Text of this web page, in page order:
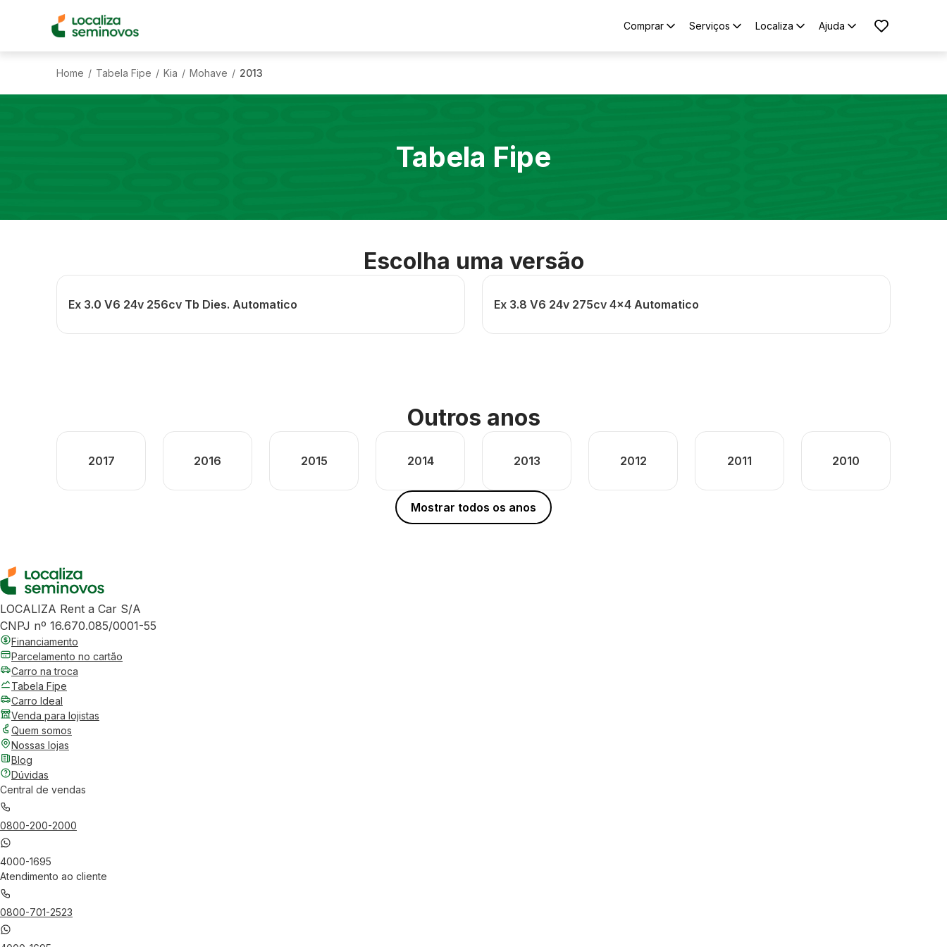
Comprar Serviços Localiza Ajuda
Home / Tabela Fipe / Kia / Mohave / 2013
Tabela Fipe
Escolha uma versão
Ex 3.0 V6 24v 256cv Tb Dies. Automatico Ex 3.8 V6 24v 275cv 4x4 Automatico
Outros anos
2017 2016 2015 2014 2013 2012 2011 2010
Mostrar todos os anos
LOCALIZA Rent a Car S/A
CNPJ nº 16.670.085/0001-55
Financiamento
Parcelamento no cartão
Carro na troca
Tabela Fipe
Carro Ideal
Venda para lojistas
Quem somos
Nossas lojas
Blog
Dúvidas
Central de vendas
0800-200-2000
4000-1695
Atendimento ao cliente
0800-701-2523